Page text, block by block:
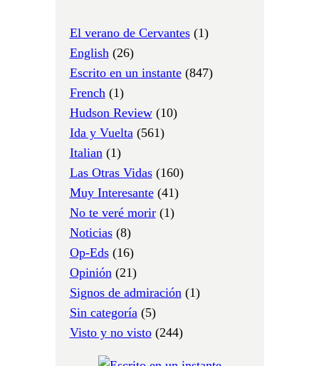
El verano de Cervantes(1)
English (26)
Escrito en un instante(847)
French (1)
Hudson Review(10)
Ida y Vuelta (561)
Italian (1)
Las Otras Vidas(160)
Muy Interesante(41)
No te veré morir(1)
Noticias(8)
Op-Eds(16)
Opinión (21)
Signos de admiración (1)
Sin categoría (5)
Visto y no visto(244)